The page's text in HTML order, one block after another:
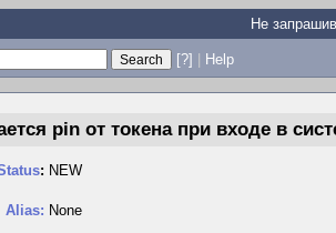
Не
[?] | Help
pin от токена при входе в
: NEW
Alias: None